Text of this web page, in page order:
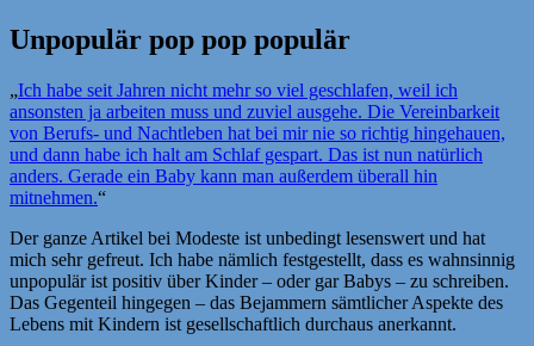
Unpopulär pop pop populär
„Ich habe seit Jahren nicht mehr so viel geschlafen, weil ich
ansonsten ja arbeiten muss und zuviel ausgehe. Die Vereinbarkeit
von Berufs- und Nachtleben hat bei mir nie so richtig hingehauen,
und dann habe ich halt am Schlaf gespart. Das ist nun natürlich
anders. Gerade ein Baby kann man außerdem überall hin
mitnehmen.“
Der ganze Artikel bei Modeste ist unbedingt lesenswert und hat
mich sehr gefreut. Ich habe nämlich festgestellt, dass es wahnsinnig
unpopulär ist positiv über Kinder – oder gar Babys – zu schreiben.
Das Gegenteil hingegen – das Bejammern sämtlicher Aspekte des
Lebens mit Kindern ist gesellschaftlich durchaus anerkannt.